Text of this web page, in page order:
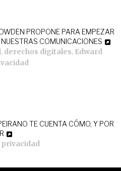
PROPONE PARA EMPEZAR
COMUNICACIONES
, derechos digitales, Edward
TE CUENTA CÓMO, Y POR
privacidad